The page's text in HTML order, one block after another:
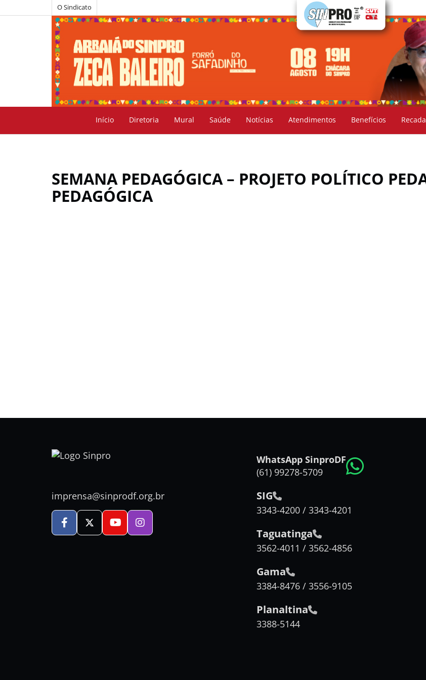
O Sindicato
Início Diretoria Mural Saúde Notícias Atendimentos Benefícios
SEMANA PEDAGÓGICA – PROJETO POLÍTICO
PEDAGÓGICA
imprensa@sinprodf.org.br
WhatsApp SinproDF
(61) 99278-5709
SIG
3343-4200 / 3343-4201
Taguatinga
3562-4011 / 3562-4856
Gama
3384-8476 / 3556-9105
Planaltina
3388-5144